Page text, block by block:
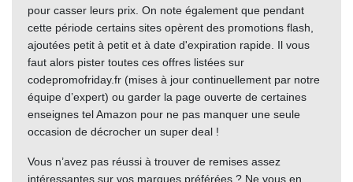
pour casser leurs prix. On note également que pendant
cette période certains sites opèrent des promotions flash,
ajoutées petit à petit et à date d'expiration rapide. Il vous
faut alors pister toutes ces offres listées sur
codepromofriday.fr (mises à jour continuellement par notre
équipe d’expert) ou garder la page ouverte de certaines
enseignes tel Amazon pour ne pas manquer une seule
occasion de décrocher un super deal !
Vous n’avez pas réussi à trouver de remises assez
intéressantes sur vos marques préférées ? Ne vous en